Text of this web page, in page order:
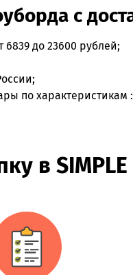
с
6839 до 23600 рублей;
по характеристикам
в